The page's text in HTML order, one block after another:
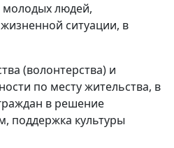
молодых людей,
ситуации, в
(волонтерства) и
по месту жительства, в
в решение
поддержка культуры